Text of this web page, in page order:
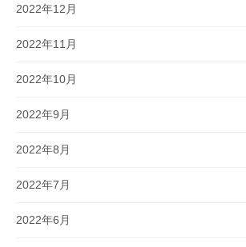
2022年12月
2022年11月
2022年10月
2022年9月
2022年8月
2022年7月
2022年6月